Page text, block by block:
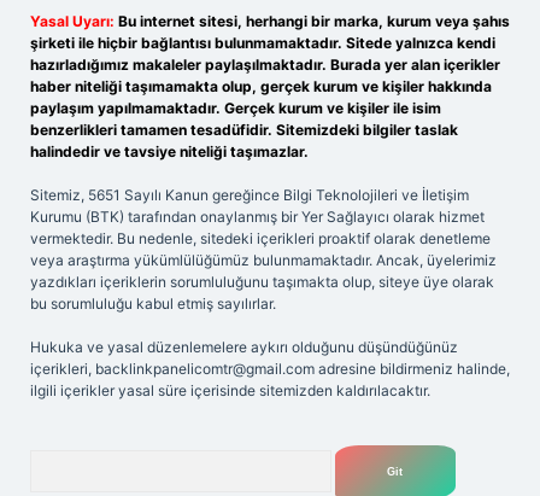
Yasal Uyarı: Bu internet sitesi, herhangi bir marka, kurum veya şahıs
şirketi ile hiçbir bağlantısı bulunmamaktadır. Sitede yalnızca kendi
hazırladığımız makaleler paylaşılmaktadır. Burada yer alan içerikler
haber niteliği taşımamakta olup, gerçek kurum ve kişiler hakkında
paylaşım yapılmamaktadır. Gerçek kurum ve kişiler ile isim
benzerlikleri tamamen tesadüfidir. Sitemizdeki bilgiler taslak
halindedir ve tavsiye niteliği taşımazlar.
Sitemiz, 5651 Sayılı Kanun gereğince Bilgi Teknolojileri ve İletişim
Kurumu (BTK) tarafından onaylanmış bir Yer Sağlayıcı olarak hizmet
vermektedir. Bu nedenle, sitedeki içerikleri proaktif olarak denetleme
veya araştırma yükümlülüğümüz bulunmamaktadır. Ancak, üyelerimiz
yazdıkları içeriklerin sorumluluğunu taşımakta olup, siteye üye olarak
bu sorumluluğu kabul etmiş sayılırlar.
Hukuka ve yasal düzenlemelere aykırı olduğunu düşündüğünüz
içerikleri, backlinkpanelicomtr@gmail.com adresine bildirmeniz halinde,
ilgili içerikler yasal süre içerisinde sitemizden kaldırılacaktır.